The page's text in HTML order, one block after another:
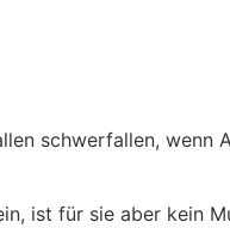
schwerfallen, wenn
ist für sie aber kein